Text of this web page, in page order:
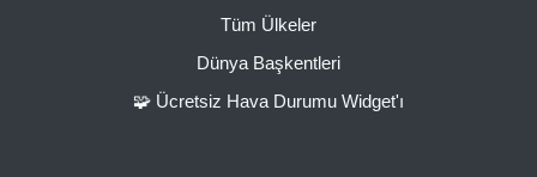
Tüm Ülkeler
Dünya Başkentleri
🧩 Ücretsiz Hava Durumu Widget'ı